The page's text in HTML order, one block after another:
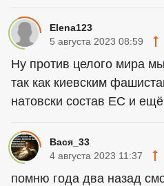
Elena123
5 августа 2023 08:59
Ну против целого мира
так как киевским
натовски состав ЕС и
Вася_33
4 августа 2023 11:37
помню года два назад